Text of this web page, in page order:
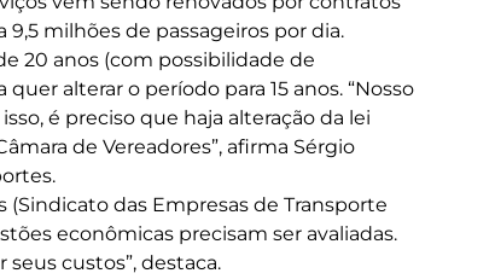
milhões de passageiros por dia.
20 anos (com possibilidade de
alterar o período para 15 anos. “Nosso
é preciso que haja alteração da lei
de Vereadores”, afirma Sérgio
(Sindicato das Empresas de Transporte
econômicas precisam ser avaliadas.
custos”, destaca.